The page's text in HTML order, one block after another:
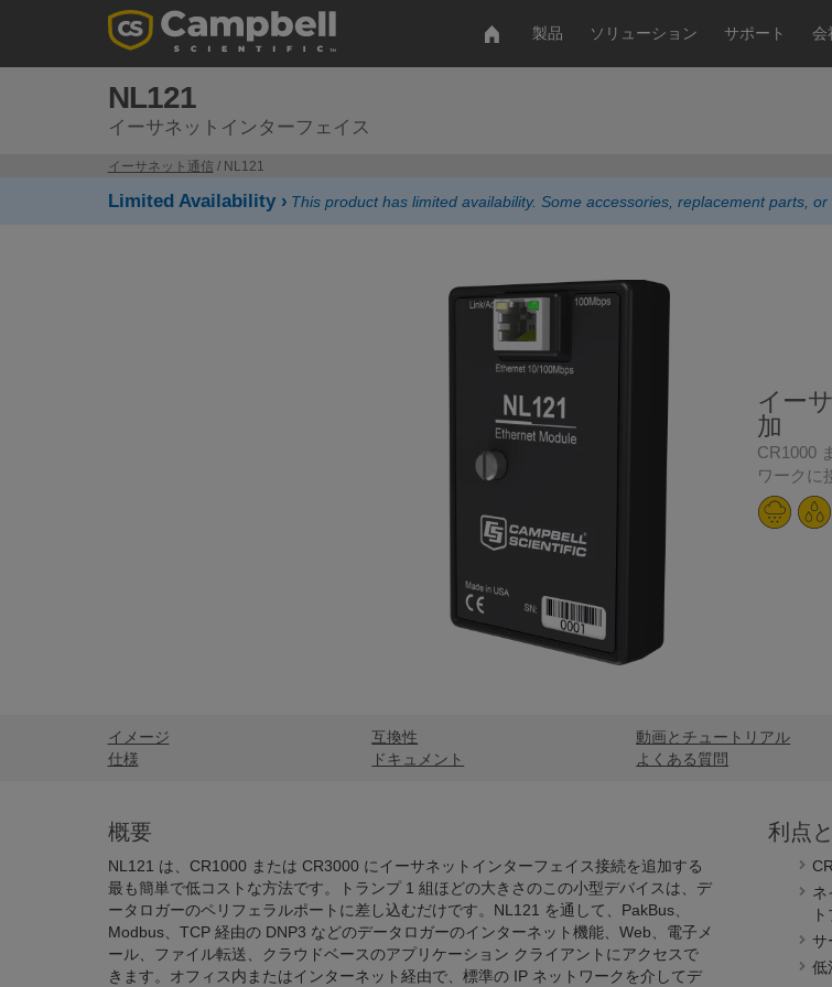
製品 ソリューション サポート 会
NL121
イーサネットインターフェイス
イーサネット通信 / NL121
Limited Availability › This product has limited availability. Some accessories, replacement parts,
イー
加
CR1000
ワークに
イメージ
仕様
互換性
ドキュメント
動画とチュートリアル
よくある質問
概要
NL121 は、CR1000 または CR3000 にイーサネットインターフェイス接続を追加する
最も簡単で低コストな方法です。トランプ 1 組ほどの大きさのこの小型デバイスは、デ
ータロガーのペリフェラルポートに差し込むだけです。NL121 を通して、PakBus、
Modbus、TCP 経由の DNP3 などのデータロガーのインターネット機能、Web、電子メ
ール、ファイル転送、クラウドベースのアプリケーション クライアントにアクセスで
きます。オフィス内またはインターネット経由で、標準の IP ネットワークを介してデ
利点
ネ
サ
低